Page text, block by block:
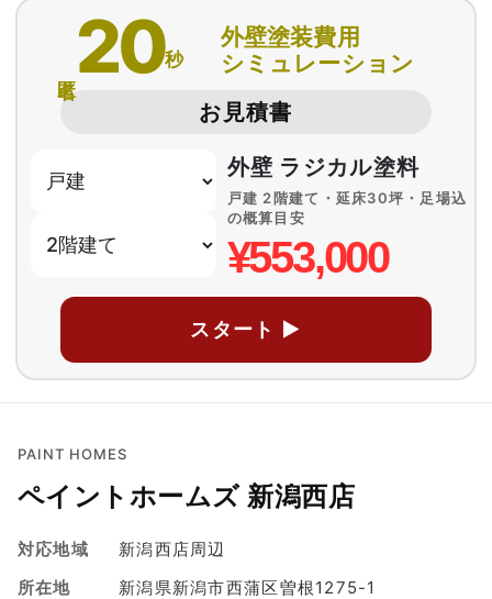
20秒
外壁塗装費用
シミュレーション
お見積書
外壁 ラジカル塗料
戸建 2階建て・延床30坪・足場込
の概算目安
¥553,000
スタート ▶
PAINT HOMES
ペイントホームズ 新潟西店
対応地域
新潟西店周辺
所在地
新潟県新潟市西蒲区曽根1275-1